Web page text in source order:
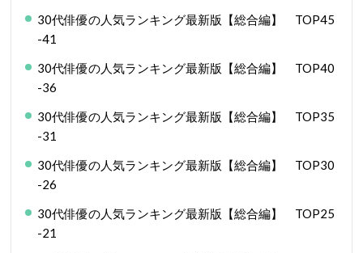
30代俳優の人気ランキング最新版【総合編】 TOP45
-41
30代俳優の人気ランキング最新版【総合編】 TOP40
-36
30代俳優の人気ランキング最新版【総合編】 TOP35
-31
30代俳優の人気ランキング最新版【総合編】 TOP30
-26
30代俳優の人気ランキング最新版【総合編】 TOP25
-21